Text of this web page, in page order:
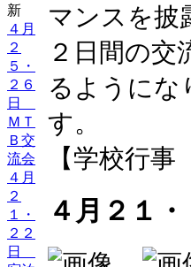
新
４月
２
５・
２６
日
ＭＴ
Ｂ交
流会
４月
２
１・
２２
日
マンスを披
２日間の交
るようにな
す。
【学校行
４月２１